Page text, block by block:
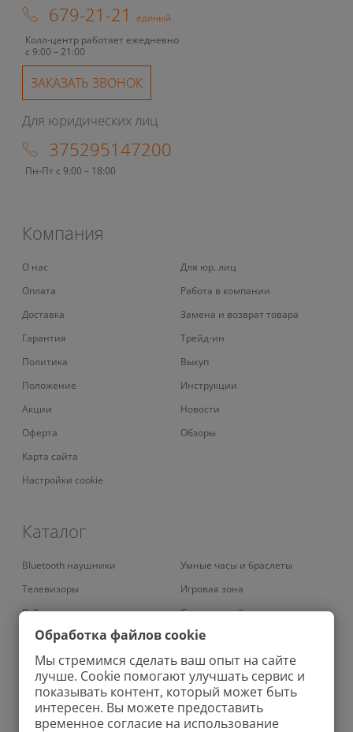
679-21-21
единый
Колл-центр работает ежедневно
с 9:00 – 21:00
ЗАКАЗАТЬ ЗВОНОК
Для юридических лиц
375295147200
Пн-Пт с 9:00 – 18:00
Компания
О нас
Оплата
Доставка
Гарантия
Политика
Положение
Акции
Оферта
Карта сайта
Настройки cookie
Для юр. лиц
Работа в компании
Замена и возврат товара
Трейд-ин
Выкуп
Инструкции
Новости
Обзоры
Каталог
Bluetooth наушники
Телевизоры
Роботы-пылесосы
Умные кондиционеры
Вертикальные пылесосы
Роботы-мойщики окон
Колонки
Умные часы и браслеты
Игровая зона
Смарт-устройства
Умный дом
Аудио
Зубные щетки
Велосипеды
Обработка файлов cookie
Мы стремимся сделать ваш опыт на сайте
лучше. Cookie помогают улучшать сервис и
показывать контент, который может быть
интересен. Вы можете предоставить
временное согласие на использование